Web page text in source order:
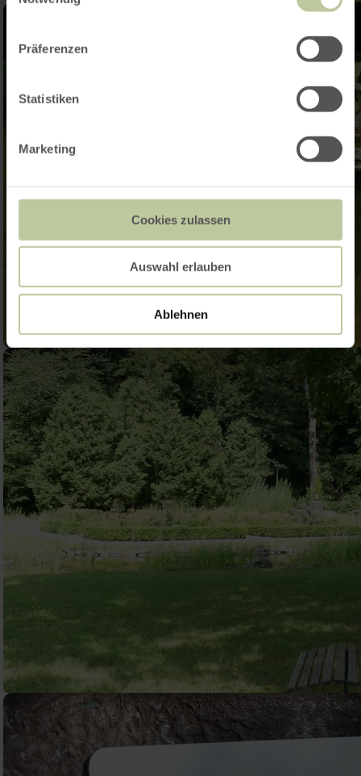
Präferenzen
Statistiken
Marketing
Cookies zulassen
Auswahl erlauben
Ablehnen